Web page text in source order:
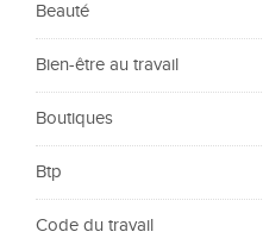
Beauté
Bien-être au travail
Boutiques
Btp
Code du travail